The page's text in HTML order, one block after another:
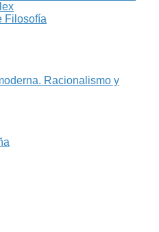
Filosofía
Racionalismo y